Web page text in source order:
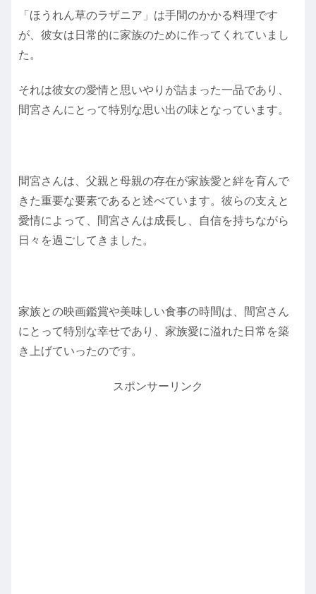
「ほうれん草のラザニア」は手間のかかる料理です
が、彼女は日常的に家族のために作ってくれていまし
た。
それは彼女の愛情と思いやりが詰まった一品であり、
間宮さんにとって特別な思い出の味となっています。
間宮さんは、父親と母親の存在が家族愛と絆を育んで
きた重要な要素であると述べています。彼らの支えと
愛情によって、間宮さんは成長し、自信を持ちながら
日々を過ごしてきました。
家族との映画鑑賞や美味しい食事の時間は、間宮さん
にとって特別な幸せであり、家族愛に溢れた日常を築
き上げていったのです。
スポンサーリンク